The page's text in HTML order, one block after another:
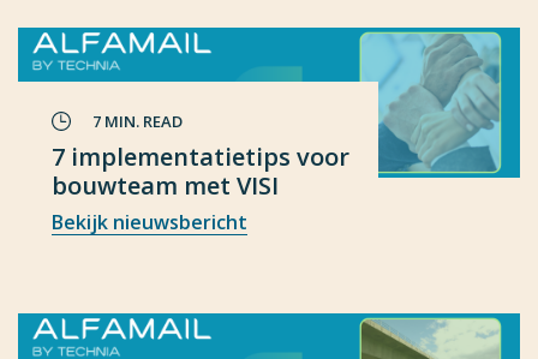
7 MIN. READ
7 implementatietips voor
bouwteam met VISI
Bekijk nieuwsbericht